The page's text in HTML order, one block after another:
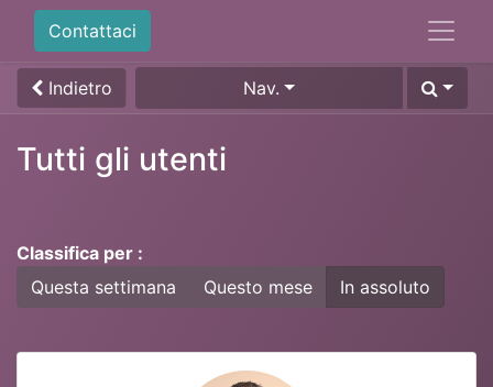
Contattaci
Indietro Nav.
Tutti gli utenti
Classifica per :
Questa settimana
Questo mese In assoluto